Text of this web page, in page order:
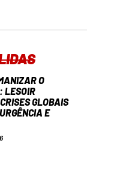
O
LESOIR
GLOBAIS
E